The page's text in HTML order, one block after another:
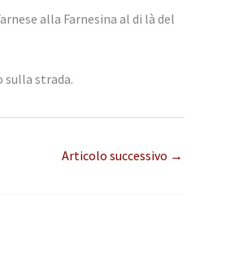
alla Farnesina al di là del
sulla strada.
Articolo successivo →